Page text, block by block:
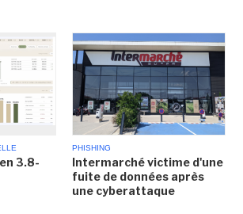
3.8-
PHISHING
Intermarché victime d'une
fuite de données après
une cyberattaque